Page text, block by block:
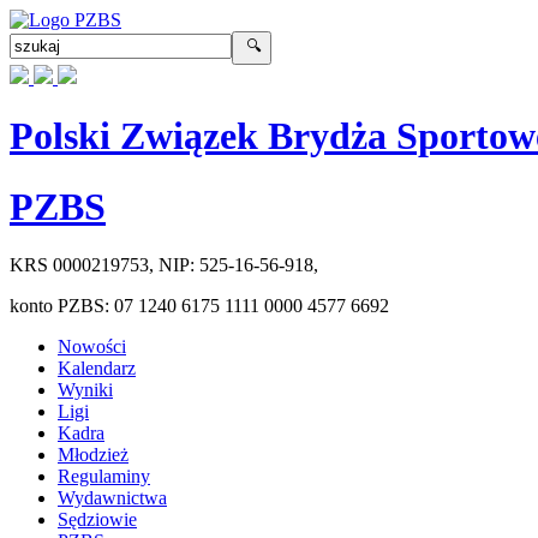
Polski Związek Brydża
PZBS
KRS 0000219753, NIP: 525-16-56-918,
konto PZBS: 07 1240 6175 1111 0000 4577 6692
Nowości
Kalendarz
Wyniki
Ligi
Kadra
Młodzież
Regulaminy
Wydawnictwa
Sędziowie